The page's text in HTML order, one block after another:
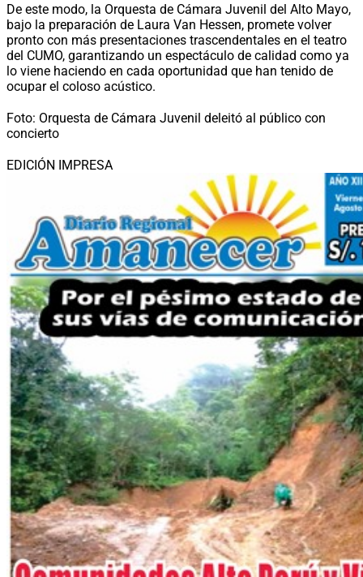
De este modo, la Orquesta de Cámara Juvenil del Alto Mayo,
bajo la preparación de Laura Van Hessen, promete volver
pronto con más presentaciones trascendentales en el teatro
del CUMO, garantizando un espectáculo de calidad como ya
lo viene haciendo en cada oportunidad que han tenido de
ocupar el coloso acústico.
Foto: Orquesta de Cámara Juvenil deleitó al público con
concierto
EDICIÓN IMPRESA